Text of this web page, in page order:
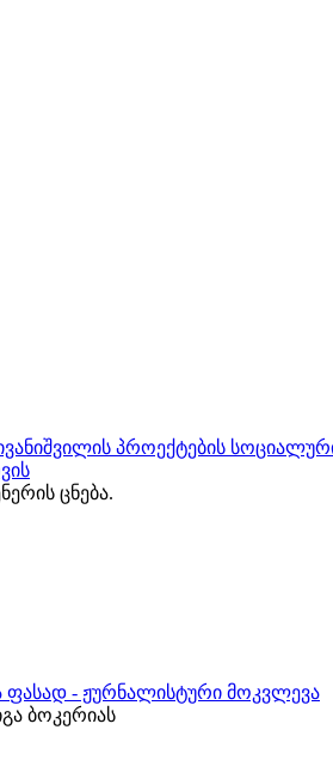
პროექტების
ცნება.
ფასად - ჟურნალისტური მოკვლევა
ბოკერიას